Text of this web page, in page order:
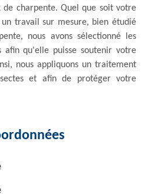
de charpente. Quel que soit votre
un travail sur mesure, bien étudié
nous avons sélectionné les
afin qu'elle puisse soutenir votre
nous appliquons un traitement
et afin de protéger votre